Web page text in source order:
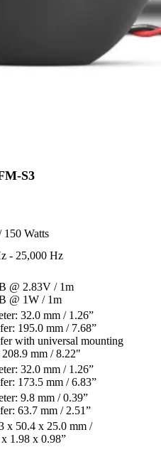
S3
150 Watts
- 25,000 Hz
@ 2.83V / 1m
@ 1W / 1m
32.0 mm / 1.26”
195.0 mm / 7.68”
with universal mounting
mm / 8.22"
32.0 mm / 1.26”
173.5 mm / 6.83”
9.8 mm / 0.39”
63.7 mm / 2.51”
x 50.4 x 25.0 mm /
1.98 x 0.98”